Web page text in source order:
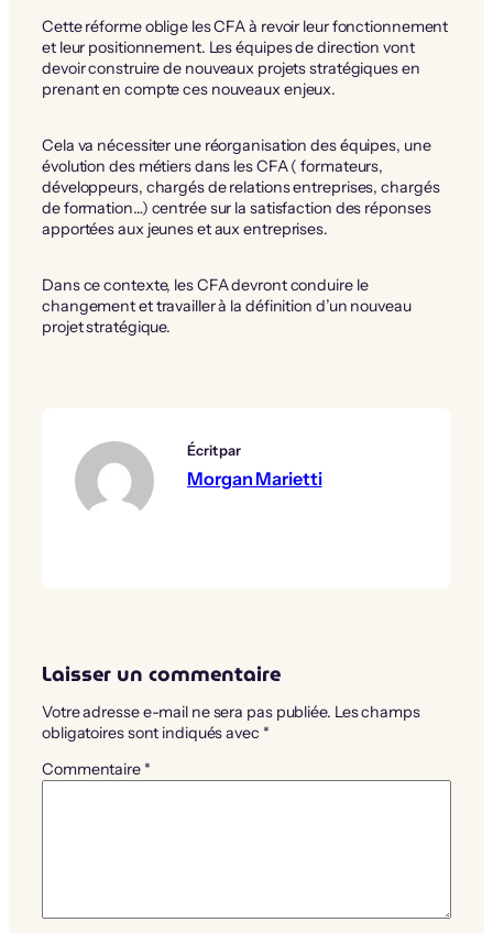
Cette réforme oblige les CFA à revoir leur fonctionnement
et leur positionnement. Les équipes de direction vont
devoir construire de nouveaux projets stratégiques en
prenant en compte ces nouveaux enjeux.
Cela va nécessiter une réorganisation des équipes, une
évolution des métiers dans les CFA ( formateurs,
développeurs, chargés de relations entreprises, chargés
de formation…) centrée sur la satisfaction des réponses
apportées aux jeunes et aux entreprises.
Dans ce contexte, les CFA devront conduire le
changement et travailler à la définition d’un nouveau
projet stratégique.
Écrit par
Morgan Marietti
Laisser un commentaire
Votre adresse e-mail ne sera pas publiée. Les champs
obligatoires sont indiqués avec *
Commentaire *